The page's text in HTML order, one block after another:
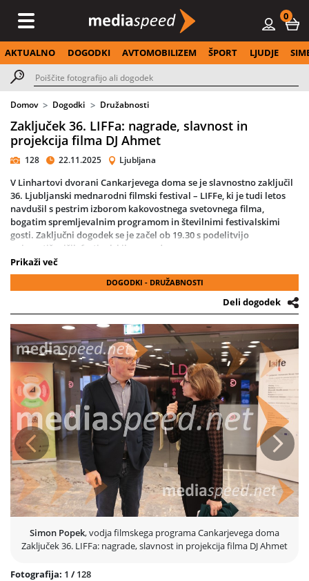
0
AKTUALNO DOGODKI AVTOMOBILIZEM ŠPORT LJUDJE
Domov Dogodki Družabnosti
Zaključek 36. LIFFa: nagrade, slavnost in
projekcija filma DJ Ahmet
128 22.11.2025 Ljubljana
V Linhartovi dvorani Cankarjevega doma se je slavnostno zaključil
36. Ljubljanski mednarodni filmski festival – LIFFe, ki je tudi letos
navdušil s pestrim izborom kakovostnega svetovnega filma,
bogatim spremljevalnim programom in številnimi festivalskimi
gosti. Zaključni dogodek se je začel ob 19.30 s podelitvijo
najprestižnejših festivalskih nagrad.
nagrade Art kino mreže Slovenije, nagrade za
najboljši film po izboru mladinske žirije Kinotrip
ter
, ki tradicionalno odraža
najširši odziv festivalskih obiskovalcev.
Po podelitvi je sledila projekcija makedonskega filmaDJ Ahmet
režiserja Georgija M. Unkovskega – z ritmom prežeta komična
drama o petnajstletnem pastirju, ki s svojo ljubeznijo do
elektronske plesne glasbe izzove tradicijo in pričakovanja svoje
konservativne skupnosti. Film je festival lepo zaokrožil s temo
vztrajnosti, identitete in moči mladosti.
Zaključno slovesnost, ki jo je režiral Bor Ravbar, sta duhovito in
sproščeno vodila
Toni Cahunekin Liza Marijina. Za glasbeni utrip je
poskrbela skupina
, kratke filme, prikazane v okviru
ceremonije, pa je podpisal režiserMartin Draksler.
Večer se je nadaljeval z druženjem vKlubu CD, kjer so se
obiskovalci, ustvarjalci in festivalska ekipa poslovili od še enega
Prikaži več
DOGODKI - DRUŽABNOSTI
Deli dogodek
Simon Popek, vodja filmskega programa Cankarjevega doma
Zaključek 36. LIFFa: nagrade, slavnost in projekcija filma DJ Ahmet
Prejšnja
Fotografija: 1 /128